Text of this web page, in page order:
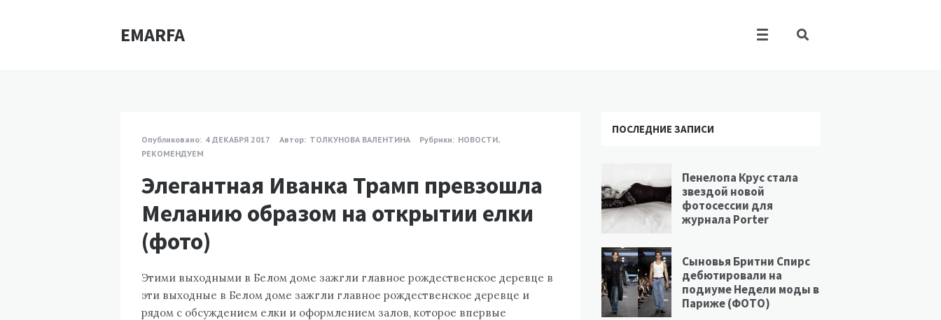
EMARFA
Опубликовано: 4 ДЕКАБРЯ 2017 Автор: ТОЛКУНОВА ВАЛЕНТИНА Рубрики: НОВОСТИ,
РЕКОМЕНДУЕМ
Элегантная Иванка Трамп превзошла
Меланию образом на открытии елки
(фото)
Этими выходными в Белом доме зажгли главное рождественское деревце в
эти выходные в Белом доме зажгли главное рождественское деревце и
рядом с обсуждением елки и оформлением залов, которое впервые
ПОСЛЕДНИЕ ЗАПИСИ
Пенелопа Крус стала
звездой новой
фотосессии для
журнала Porter
Сыновья Бритни Спирс
дебютировали на
подиуме Недели моды в
Париже (ФОТО)